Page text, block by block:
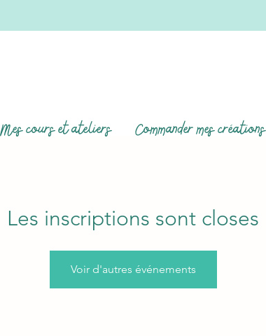
Mes cours et ateliers Commander mes créations
Les inscriptions sont closes
Voir d'autres événements